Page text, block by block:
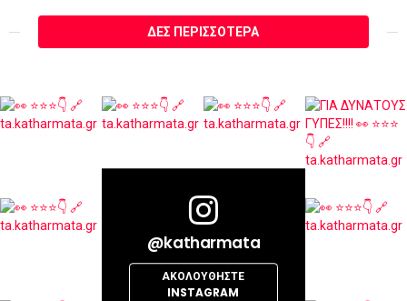
ΔΕΣ ΠΕΡΙΣΣΌΤΕΡΑ
@katharmata
ΑΚΟΛΟΥΘΉΣΤΕ
INSTAGRAM